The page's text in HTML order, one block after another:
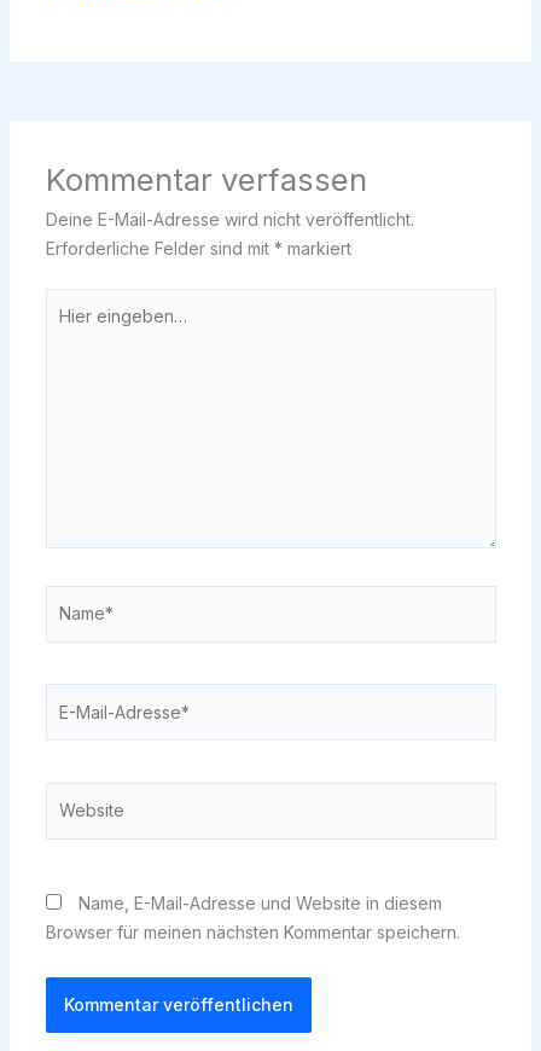
Kommentar verfassen
Deine E-Mail-Adresse wird nicht veröffentlicht.
Erforderliche Felder sind mit * markiert
eingeben…
Name, E-Mail-Adresse und Website in diesem
Browser für meinen nächsten Kommentar speichern.